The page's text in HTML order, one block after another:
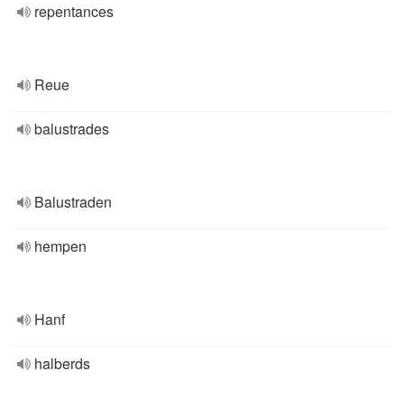
repentances
Reue
balustrades
Balustraden
hempen
Hanf
halberds